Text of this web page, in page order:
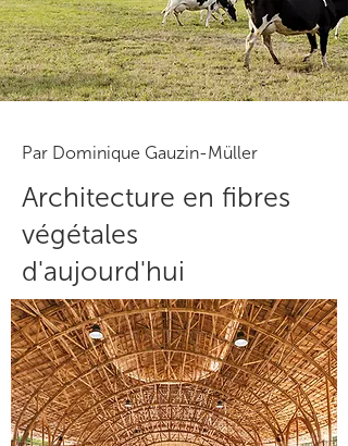
Par Dominique Gauzin-Müller
Architecture en fibres
végétales
d'aujourd'hui